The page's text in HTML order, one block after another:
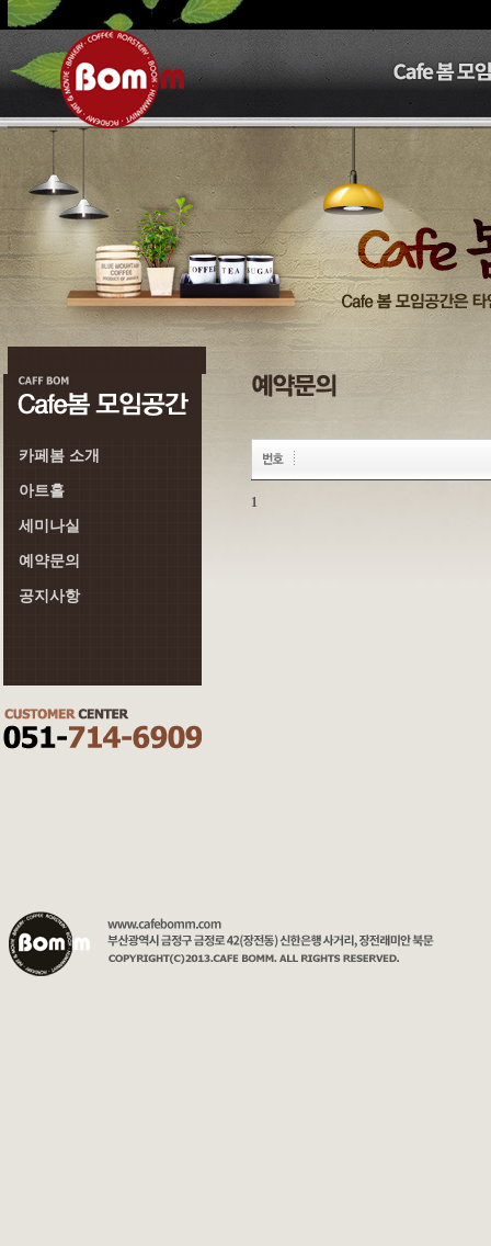
카페봄 소개
아트홀
세미나실
예약문의
공지사항
1